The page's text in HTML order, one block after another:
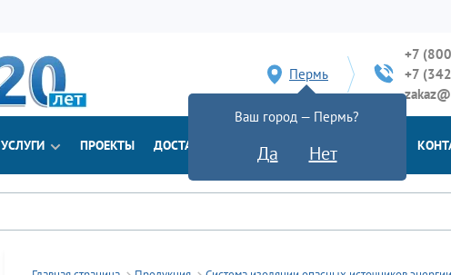
Пермь
Ваш город — Пермь?
Да Нет
+7
+7
УСЛУГИ ПРОЕКТЫ ДОСТАВКА ДОКУМЕНТЫ